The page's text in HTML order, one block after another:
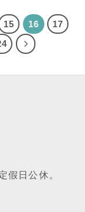
15 16
17
假日公休。